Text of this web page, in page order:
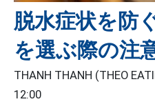
脱水症状を防
を選ぶ際の注
THANH THANH (THEO
12:00